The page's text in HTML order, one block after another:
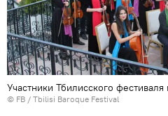
Участники Тбилисского
© FB / Tbilisi Baroque Festival